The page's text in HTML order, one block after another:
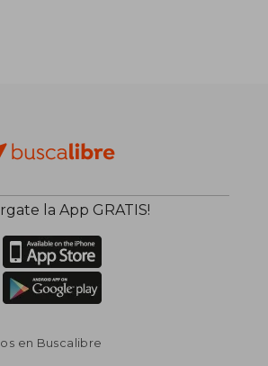
la App GRATIS!
en Buscalibre